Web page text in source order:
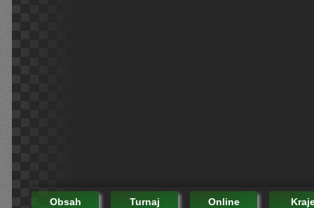
Obsah Turnaj Online